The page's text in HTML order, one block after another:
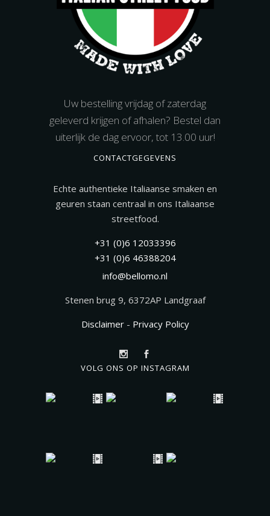
Uw bestelling vrijdag of zaterdag
geleverd krijgen of afhalen? Bestel dan
uiterlijk de dag ervoor, tot 13.00 uur!
CONTACTGEGEVENS
Echte authentieke Italiaanse smaken en
geuren staan centraal in ons Italiaanse
streetfood.
+31 (0)6 12033396
+31 (0)6 46388204
info@bellomo.nl
Stenen brug 9, 6372AP Landgraaf
Disclaimer- Privacy Policy
VOLG ONS OP INSTAGRAM